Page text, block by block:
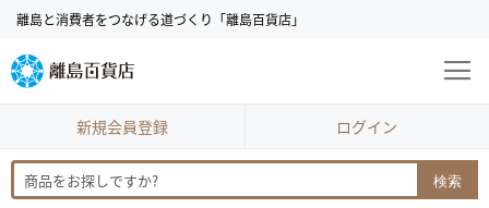
コ
ン
テ
ン
キ
ッ
離島と消費者をつなげる道づくり「離島百貨店」
新規会員登録 ログイン
検索